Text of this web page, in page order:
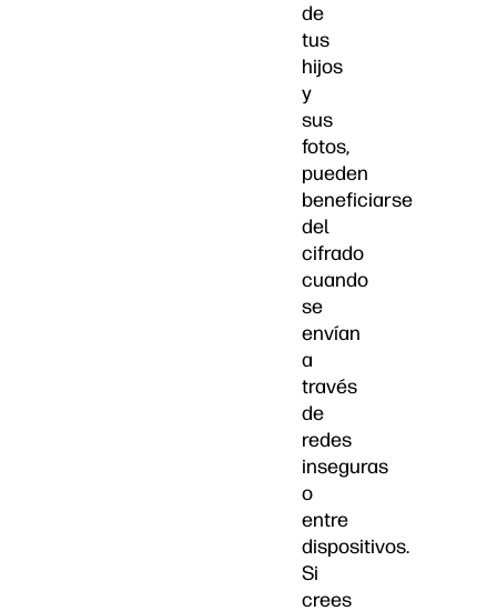
de
tus
hijos
y
sus
fotos,
pueden
beneficiarse
del
cifrado
cuando
se
envían
a
través
de
redes
inseguras
o
entre
dispositivos.
Si
crees